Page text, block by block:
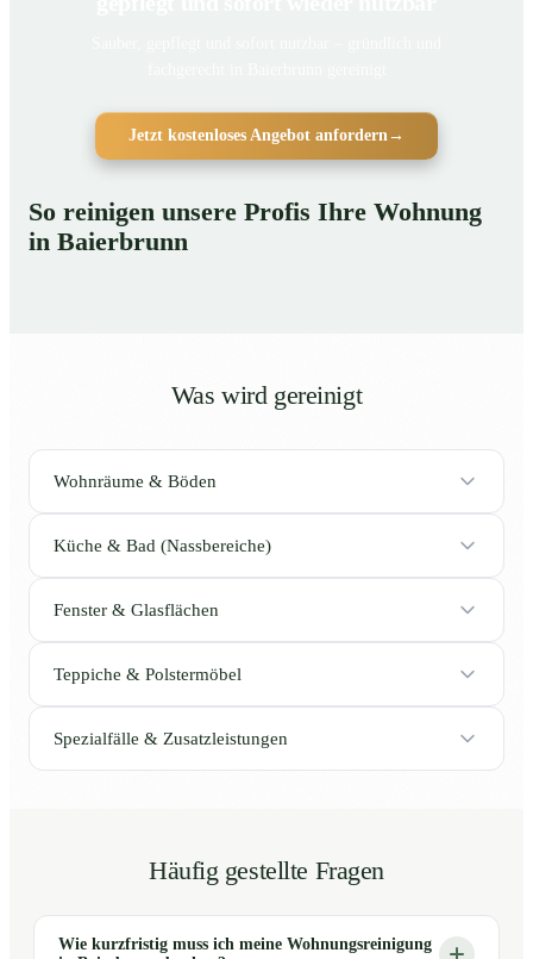
Jetzt kostenloses Angebot anfordern→
So reinigen unsere Profis Ihre Wohnung
in Baierbrunn
Was wird gereinigt
Wohnräume & Böden
Küche & Bad (Nassbereiche)
Fenster & Glasflächen
Teppiche & Polstermöbel
Spezialfälle & Zusatzleistungen
Häufig gestellte Fragen
Wie kurzfristig muss ich meine Wohnungsreinigung